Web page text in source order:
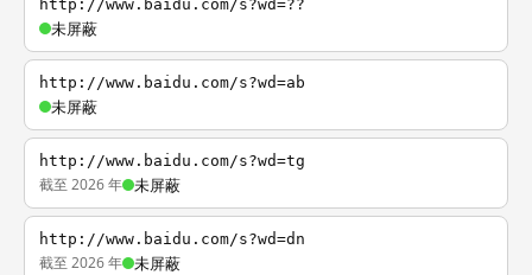
http://www.baidu.com/s?wd=??
未屏蔽
http://www.baidu.com/s?wd=ab
未屏蔽
http://www.baidu.com/s?wd=tg
截至 2026 年 未屏蔽
http://www.baidu.com/s?wd=dn
截至 2026 年 未屏蔽